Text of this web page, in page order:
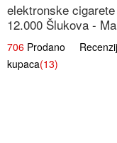
elektronske cigarete
12.000 Šlukova -
Ananas, Breskva |
Voćna Mješavina
706 Prodano
kupaca(13)